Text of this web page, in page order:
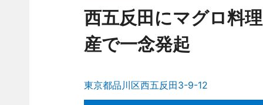
西五反田にマグロ料
産で一念発起
東京都品川区西五反田3-9-12